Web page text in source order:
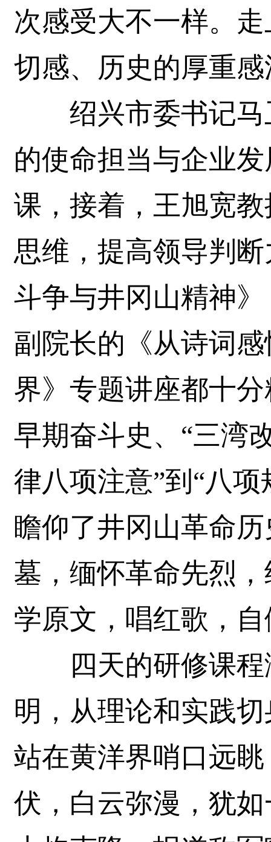
次感受大不一样。
切感、历史的厚重
绍兴市委书记马
的使命担当与企业
课，接着，王旭宽
思维，提高领导判
斗争与井冈山精神
副院长的《从诗词
界》专题讲座都十
早期奋斗史、“三湾
律八项注意”到“八
瞻仰了井冈山革命
墓，缅怀革命先烈
学原文，唱红歌，
四天的研修课程
明，从理论和实践
站在黄洋界哨口远
伏，白云弥漫，犹